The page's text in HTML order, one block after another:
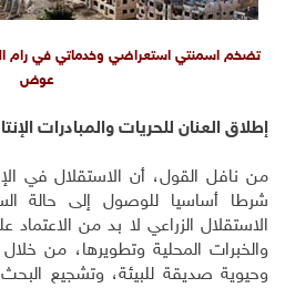
تضخم اسمنتي استعراضي وخدماتي في رام
عوض
إطلاق العنان للحريات والمبادرات
من نافل القول، أن الاستقلال في
شرطا أساسيا للوصول إلى حالة
الاستقلال الزراعي لا بد من
والخبرات المحلية وتطويرها، من خلال
وحيوية صديقة للبيئة، وتشجيع